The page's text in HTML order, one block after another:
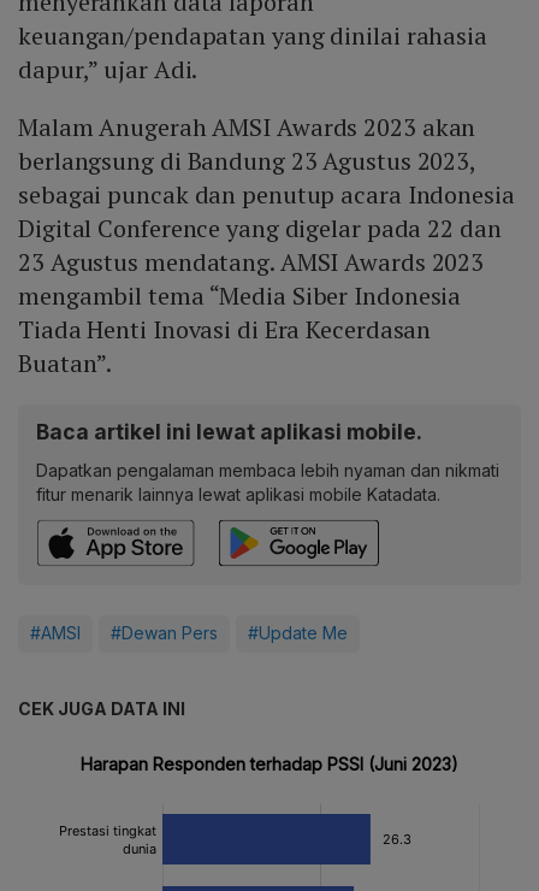
keuangan/pendapatan yang dinilai rahasia
dapur,” ujar Adi.
Malam Anugerah AMSI Awards 2023 akan
berlangsung di Bandung 23 Agustus 2023,
sebagai puncak dan penutup acara Indonesia
Digital Conference yang digelar pada 22 dan
23 Agustus mendatang. AMSI Awards 2023
mengambil tema “Media Siber Indonesia
Tiada Henti Inovasi di Era Kecerdasan
Buatan”.
Baca artikel ini lewat aplikasi mobile.
Dapatkan pengalaman membaca lebih nyaman dan nikmati
fitur menarik lainnya lewat aplikasi mobile Katadata.
#AMSI #Dewan Pers #Update Me
CEK JUGA DATA INI